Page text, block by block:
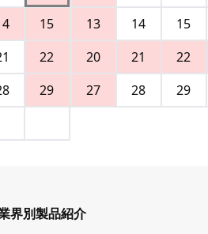
15
22
29
13
14 15
20
21 22
27
28 29
界別製品紹介